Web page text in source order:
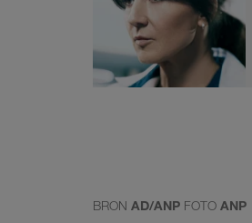
BRON AD/ANP FOTO ANP